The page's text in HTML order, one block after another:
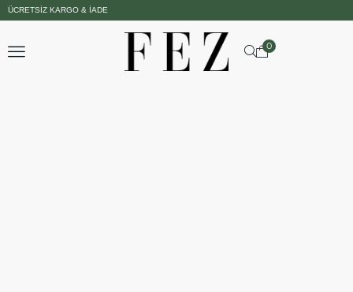
ÜCRETSIZ KARGO & İADE
0